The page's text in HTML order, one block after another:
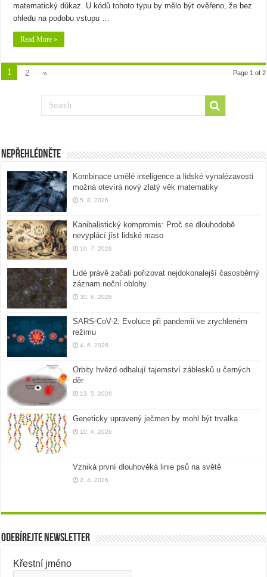
matematický důkaz. U kódů tohoto typu by mělo být ověřeno, že bez
ohledu na podobu vstupu …
Read More »
Page 1 of 2
1 2 »
Nepřehlédněte
Kombinace umělé inteligence a lidské vynalézavosti
možná otevírá nový zlatý věk matematiky
5. 8. 2026
Kanibalistický kompromis: Proč se dlouhodobě
nevyplácí jíst lidské maso
10. 7. 2026
Lidé právě začali pořizovat nejdokonalejší časosběrný
záznam noční oblohy
30. 6. 2026
SARS-CoV-2: Evoluce při pandemii ve zrychleném
režimu
4. 6. 2026
Orbity hvězd odhalují tajemství záblesků u černých
děr
13. 5. 2026
Geneticky upravený ječmen by mohl být trvalka
10. 4. 2026
Vzniká první dlouhověká linie psů na světě
2. 4. 2026
Odebírejte newsletter
Křestní jméno